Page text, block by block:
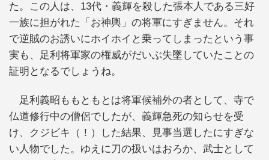
た。この人は、13代・義輝を殺した張本人である三好
一族に担がれた「お神輿」の将軍にすぎません。それ
で逆賊のお誘いにホイホイと乗ってしまったという事
実も、足利将軍家の権威がだいぶ失墜していたことの
証明となるでしょうね。
足利義昭ももともとは将軍候補外の者として、寺で
仏道修行中の僧侶でしたが、義輝急死の知らせを受
け、クジビキ（！）した結果、見事当選したにすぎな
い人物でした。ゆえに刀の扱いはおろか、武士として